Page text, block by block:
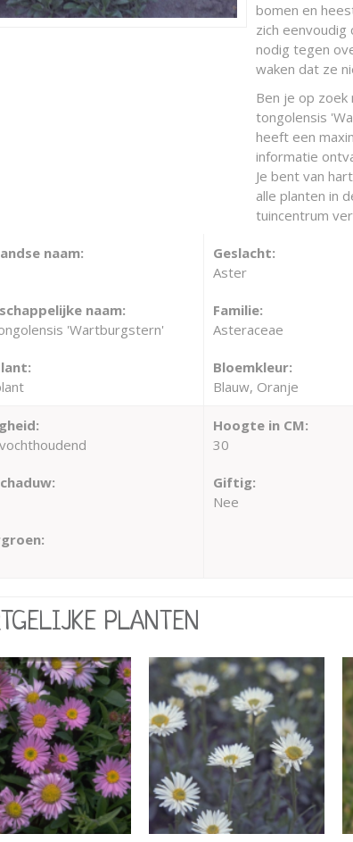
bomen en
zich
nodig tegen
waken dat ze
Ben je op
tongolensis
heeft een
informatie
Je bent van
alle planten in
tuincentrum
naam:
naam:
'Wartburgstern'
Geslacht:
Aster
Familie:
Asteraceae
Bloemkleur:
Blauw, Oranje
Hoogte in CM:
30
Giftig:
Nee
PLANTEN